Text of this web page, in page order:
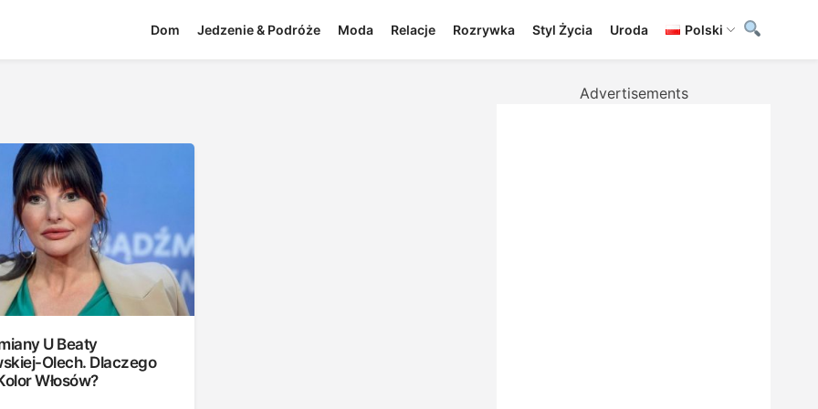
Dom Jedzenie & Podróże Moda Relacje Rozrywka Styl Życia Uroda Polski
U Beaty
Olech. Dlaczego
Włosów?
Advertisements